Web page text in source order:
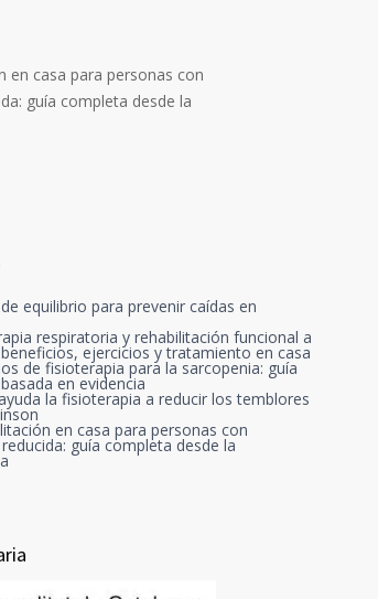
en casa para personas con
guía completa desde la
equilibrio para prevenir caídas en
respiratoria y rehabilitación funcional a
ejercicios y tratamiento en casa
de fisioterapia para la sarcopenia: guía
en evidencia
la fisioterapia a reducir los temblores
en casa para personas con
guía completa desde la